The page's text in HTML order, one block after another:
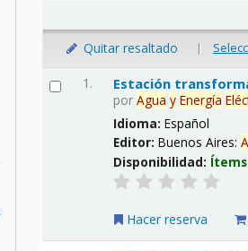
Quitar resaltado |
1. Estación
porAgua y Energía
Idioma:Español
Editor:Buenos Aires:
Disponibilidad:
Hacer reserva